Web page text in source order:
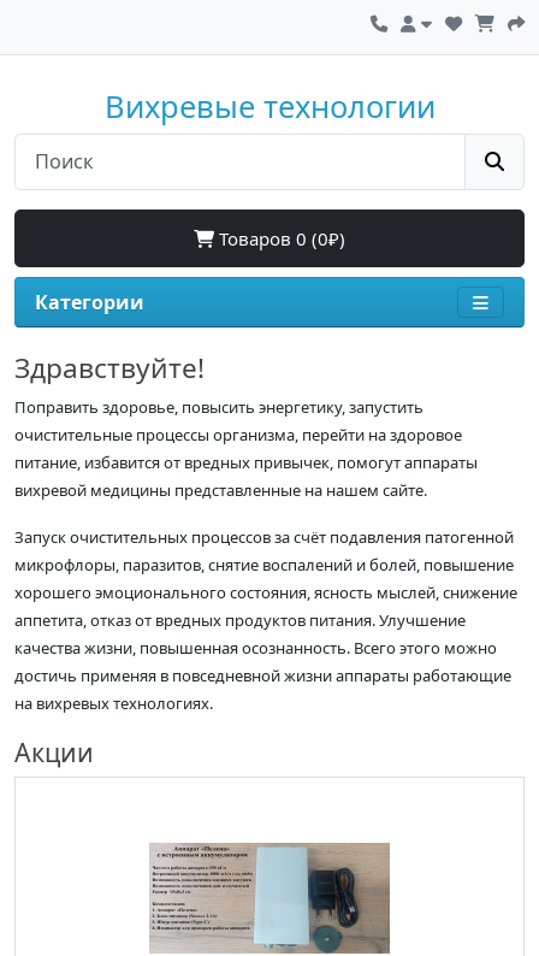
Вихревые технологии
Товаров 0 (0₽)
Категории
Здравствуйте!
Поправить здоровье, повысить энергетику, запустить
очистительные процессы организма, перейти на здоровое
питание, избавится от вредных привычек, помогут аппараты
вихревой медицины представленные на нашем сайте.
Запуск очистительных процессов за счёт подавления патогенной
микрофлоры, паразитов, снятие воспалений и болей, повышение
хорошего эмоционального состояния, ясность мыслей, снижение
аппетита, отказ от вредных продуктов питания. Улучшение
качества жизни, повышенная осознанность. Всего этого можно
достичь применяя в повседневной жизни аппараты работающие
на вихревых технологиях.
Акции